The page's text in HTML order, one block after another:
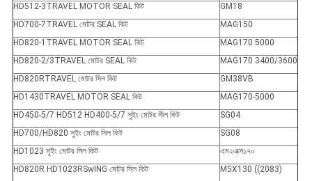
HD512-3TRAVEL MOTOR SEAL কিট
GM18
HD700-7TRAVEL মোটর SEAL কিট
MAG150
HD820-1TRAVEL MOTOR SEAL কিট
MAG170 5000
HD820-2/3TRAVEL মোটর SEAL কিট
MAG170 3400/3600
HD820RTRAVEL মোটর সিল কিট
GM38VB
HD1430TRAVEL MOTOR SEAL কিট
MAG170-5000
HD450-5/7 HD512 HD400-5/7 সুইং মোটর সীল কিট
SG04
HD700/HD820 সুইং মোটর সিল কিট
SG08
HD1023 সুইং মোটর সিল কিট
এম২এক্স১৭০
HD820R HD1023RSwING মোটর সিল কিট
M5X130 ((2083)